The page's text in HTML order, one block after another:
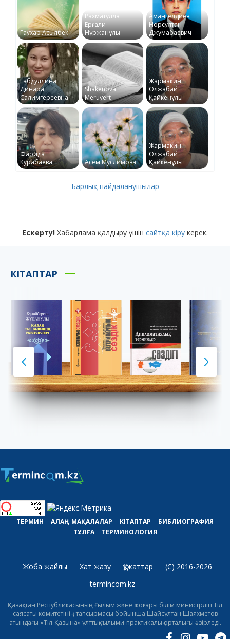
Гаухар Асылбек
Рахматулла
Ерғали
Нұржанұлы
Амангелдиев
Норсултан
Джумабаевич
Габдуллина
Динара
Салимгереевна
Shakenova
Meruyert
Жармакин
Олжабай
Қайкенұлы
Фарида
Курабаева
Асем Муслимова
Жармакин
Олжабай
Қайкенұлы
Барлық пайдаланушылар
Ескерту! Хабарлама қалдыру үшін сайтқа кіру керек.
КІТАПТАР
ТЕРМИН АЛАҢ МАҚАЛАЛАР КІТАПТАР
БИБЛИОГРАФИЯ
ТҰЛҒА
ТЕРМИНОЛОГИЯ
Жоба жайлы Хат жазу Құжаттар
(C) 2016-2026
termincom.kz
Қазақстан Республикасының Ғылым және жоғары білім министрлігі Тіл
саясаты комитетінің тапсырмасы бойынша Шайсұлтан Шаяхметов
атындағы «Тіл-Қазына» ұлттық ғылыми-практикалық орталығы әзірледі.